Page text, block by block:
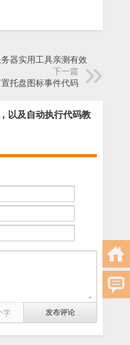
器实用工具亲测有效
下一篇
托盘图标事件代码
以及自动执行代码教
字